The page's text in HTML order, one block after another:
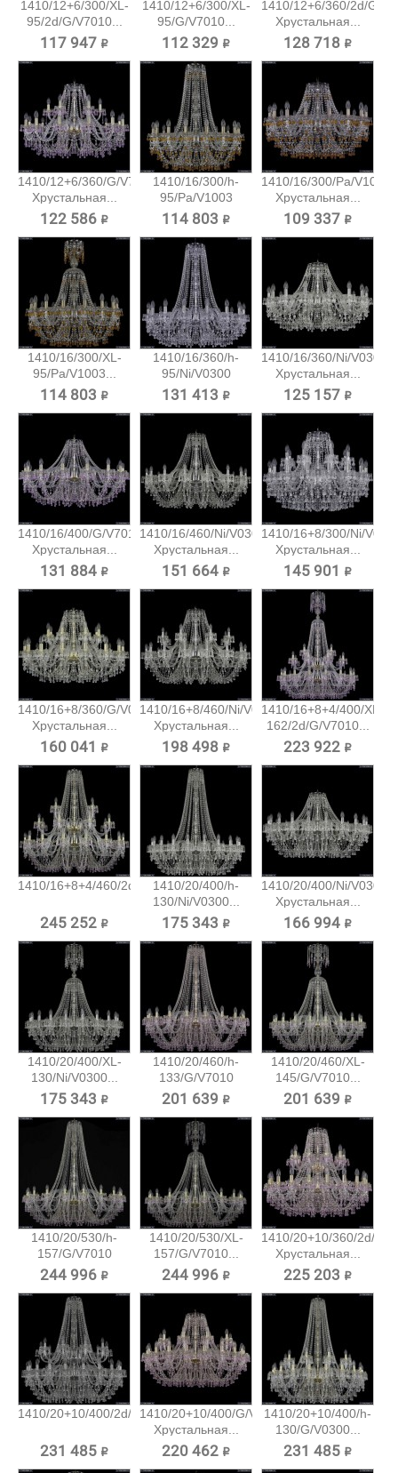
1410/12+6/300/XL-
95/2d/G/V7010...
117 947 ₽
1410/12+6/300/XL-
95/G/V7010...
112 329 ₽
1410/12+6/360/2d/G/
Хрустальная...
128 718 ₽
1410/12+6/360/G/V7010
Хрустальная...
122 586 ₽
1410/16/300/h-
95/Pa/V1003
Хрустальная...
114 803 ₽
1410/16/300/Pa/V1003
Хрустальная...
109 337 ₽
1410/16/300/XL-
95/Pa/V1003...
114 803 ₽
1410/16/360/h-
95/Ni/V0300
Хрустальная...
131 413 ₽
1410/16/360/Ni/V0300
Хрустальная...
125 157 ₽
1410/16/400/G/V7010
Хрустальная...
131 884 ₽
1410/16/460/Ni/V0300
Хрустальная...
151 664 ₽
1410/16+8/300/Ni/
Хрустальная...
145 901 ₽
1410/16+8/360/G/V0300
Хрустальная...
160 041 ₽
1410/16+8/460/Ni/V0300
Хрустальная...
198 498 ₽
1410/16+8+4/400/XL-
162/2d/G/V7010...
223 922 ₽
1410/16+8+4/460/2d/G/V7010...
245 252 ₽
1410/20/400/h-
130/Ni/V0300...
175 343 ₽
1410/20/400/Ni/V0300
Хрустальная...
166 994 ₽
1410/20/400/XL-
130/Ni/V0300...
175 343 ₽
1410/20/460/h-
133/G/V7010
Хрустальная...
201 639 ₽
1410/20/460/XL-
145/G/V7010...
201 639 ₽
1410/20/530/h-
157/G/V7010
Хрустальная...
244 996 ₽
1410/20/530/XL-
157/G/V7010...
244 996 ₽
1410/20+10/360/2d/G/
Хрустальная...
225 203 ₽
1410/20+10/400/2d/Ni/V0300...
231 485 ₽
1410/20+10/400/G/V7010
Хрустальная...
220 462 ₽
1410/20+10/400/h-
130/G/V0300...
231 485 ₽